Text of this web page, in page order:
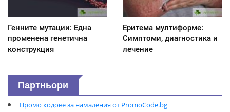
Генните мутации: Една
променена генетична
конструкция
Еритема мултиформе:
Симптоми, диагностика и
лечение
Партньори
Промо кодове за намаления от PromoCode.bg